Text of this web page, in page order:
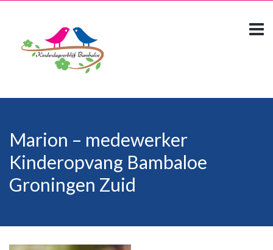
Marion – medewerker
Kinderopvang Bambaloe
Groningen Zuid